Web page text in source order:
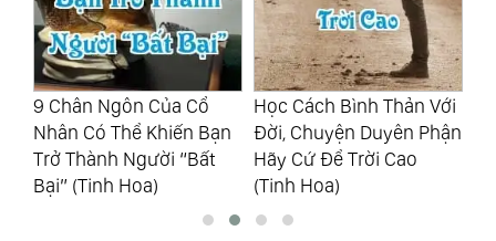
9 Chân Ngôn Của Cổ
Nhân Có Thể Khiến Bạn
Trở Thành Người “Bất
Bại” (Tinh Hoa)
Học Cách Bình Thản Với
Đời, Chuyện Duyên Phận
Hãy Cứ Để Trời Cao
(Tinh Hoa)